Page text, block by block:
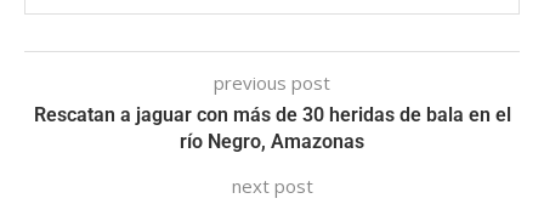
previous post
Rescatan a jaguar con más de 30 heridas de bala en el
río Negro, Amazonas
next post